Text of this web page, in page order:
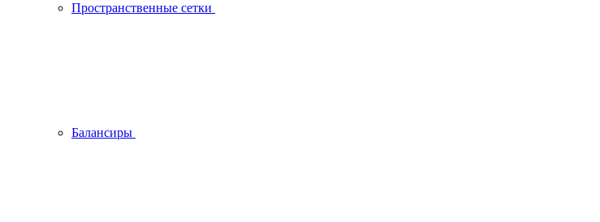
Пространственные сетки
Балансиры